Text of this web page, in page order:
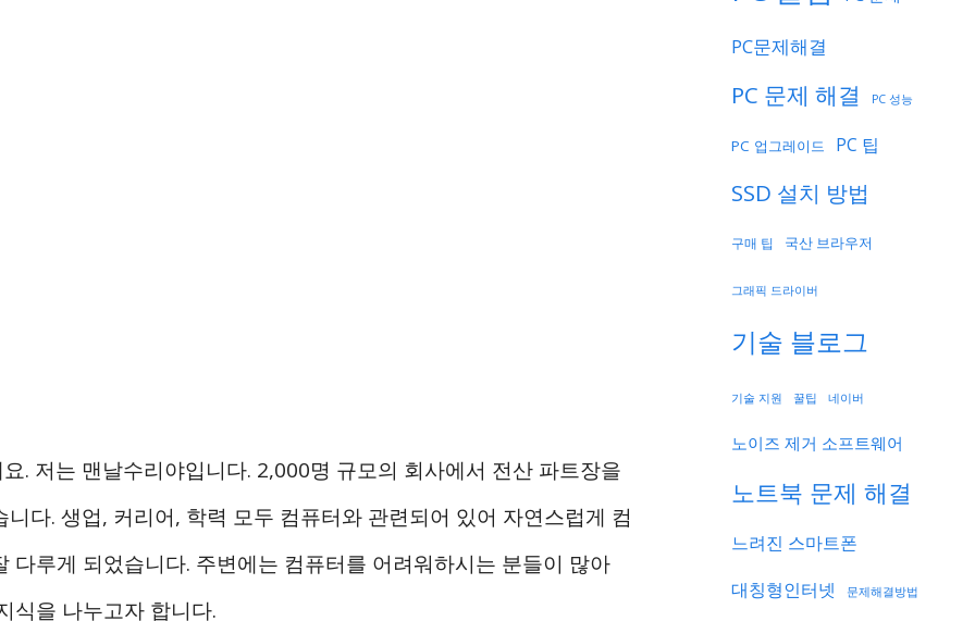
. 저는 맨날수리야입니다. 2,000명 규모의 회사에서 전산 파트장을
니다. 생업, 커리어, 학력 모두 컴퓨터와 관련되어 있어 자연스럽게 컴
다루게 되었습니다. 주변에는 컴퓨터를 어려워하시는 분들이 많아
식을 나누고자 합니다.
PC문제해결
PC 문제 해결 PC 성능
PC 업그레이드 PC 팁
SSD 설치 방법
구매 팁 국산 브라우저
그래픽 드라이버
기술 블로그
기술 지원 꿀팁 네이버
노이즈 제거 소프트웨어
노트북 문제 해결
느려진 스마트폰
대칭형인터넷
문제해결방법